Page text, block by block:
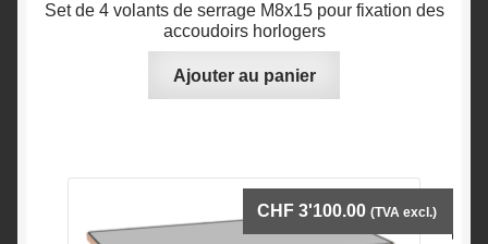
Set de 4 volants de serrage M8x15 pour fixation des
accoudoirs horlogers
Ajouter au panier
CHF 3'100.00 (TVA excl.)